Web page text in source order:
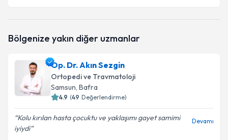
Bölgenize yakın diğer uzmanlar
Op. Dr. Akın Sezgin
Ortopedi ve Travmatoloji
Samsun, Bafra
4.9 (49 Değerlendirme)
Kolu kırılan hasta çocuktu ve yaklaşımı gayet samimi
iyiydi
Devamı